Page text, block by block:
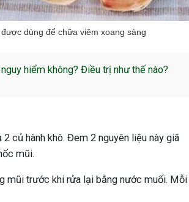
dùng để chữa viêm xoang sàng
hiểm không? Điều trị như thế nào?
củ hành khô. Đem 2 nguyên liệu này giã
mũi.
mũi trước khi rửa lại bằng nước muối. Mỗi